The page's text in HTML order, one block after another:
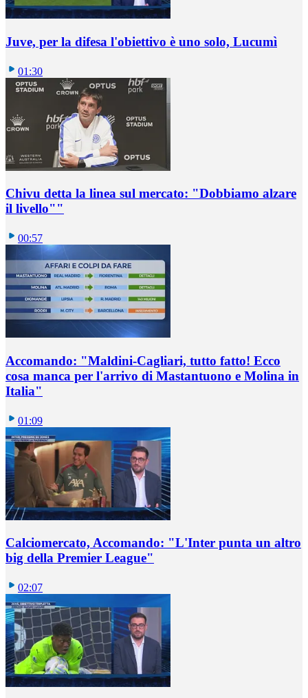
Juve, per la difesa l'obiettivo è uno solo, Lucumì
01:30
Chivu detta la linea sul mercato: "Dobbiamo alzare
il livello""
00:57
Accomando: "Maldini-Cagliari, tutto fatto! Ecco
cosa manca per l'arrivo di Mastantuono e Molina in
Italia"
01:09
Calciomercato, Accomando: "L'Inter punta un altro
big della Premier League"
02:07